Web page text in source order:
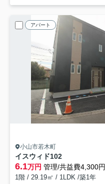
アパート
小山市若木町
イスウィド102
6.1万円 管理/共益費4,300円
1階 / 29.19㎡ / 1LDK /築1年